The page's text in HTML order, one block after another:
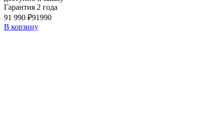
Гарантия 2 года
91 990 ₽91990
В корзину